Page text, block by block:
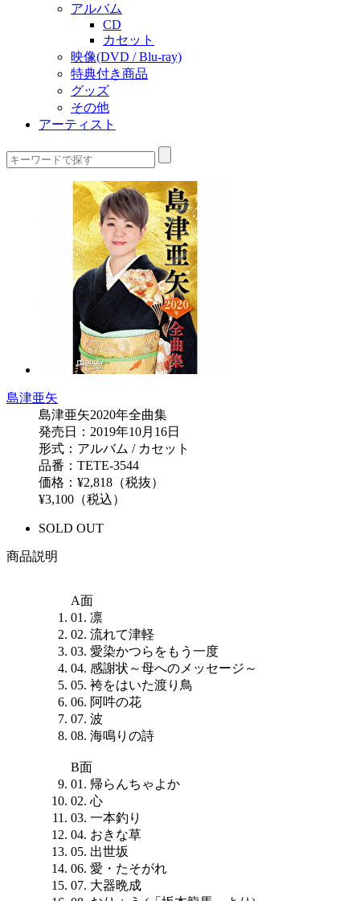
アルバム
CD
カセット
映像(DVD / Blu-ray)
特典付き商品
グッズ
その他
アーティスト
島津亜矢
島津亜矢2020年全曲集
発売日：2019年10月16日
形式：アルバム / カセット
品番：TETE-3544
価格：¥2,818（税抜）
¥3,100（税込）
SOLD OUT
商品説明
A面
01. 凛
02. 流れて津軽
03. 愛染かつらをもう一度
04. 感謝状～母へのメッセージ～
05. 袴をはいた渡り鳥
06. 阿吽の花
07. 波
08. 海鳴りの詩
B面
01. 帰らんちゃよか
02. 心
03. 一本釣り
04. おきな草
05. 出世坂
06. 愛・たそがれ
07. 大器晩成